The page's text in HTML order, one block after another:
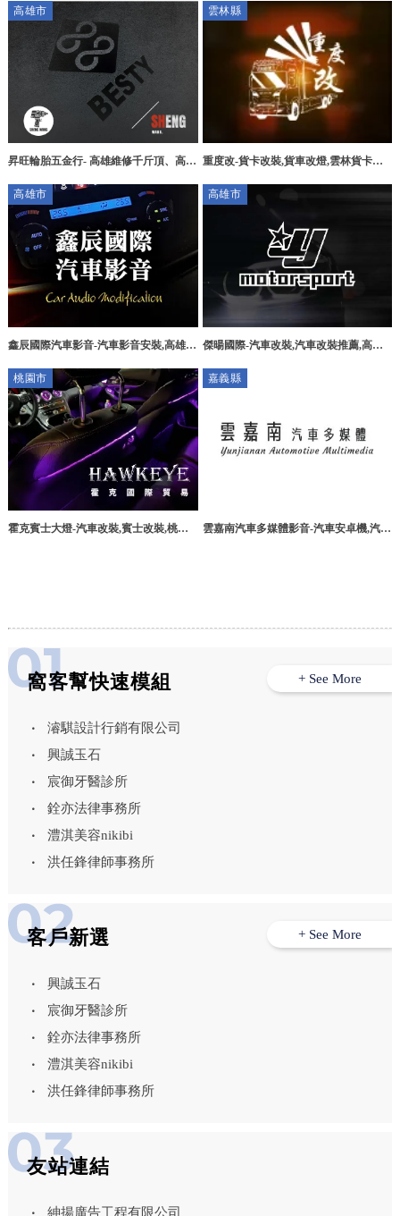
高雄市
昇旺輪胎五金行- 高雄維修千斤頂、高雄
營區維修氣動板手、左營區維修拆胎機
雲林縣
重度改-貨卡改裝,貨車改燈,雲林貨卡改
高雄市
鑫辰國際汽車影音-汽車影音安裝,高雄汽
車影音系統施工
高雄市
傑暘國際-汽車改裝,汽車改裝推薦,高雄
改裝,新興區汽車改裝推薦
桃園市
霍克賓士大燈-汽車改裝,賓士改裝,桃園
嘉義縣
雲嘉南汽車多媒體影音-汽車安卓機,汽車
窩客幫快速模組
濬騏設計行銷有限公司
興誠玉石
宸御牙醫診所
銓亦法律事務所
澧淇美容nikibi
洪任鋒律師事務所
+ See More
客戶新選
興誠玉石
宸御牙醫診所
銓亦法律事務所
澧淇美容nikibi
洪任鋒律師事務所
+ See More
友站連結
紳揚廣告工程有限公司